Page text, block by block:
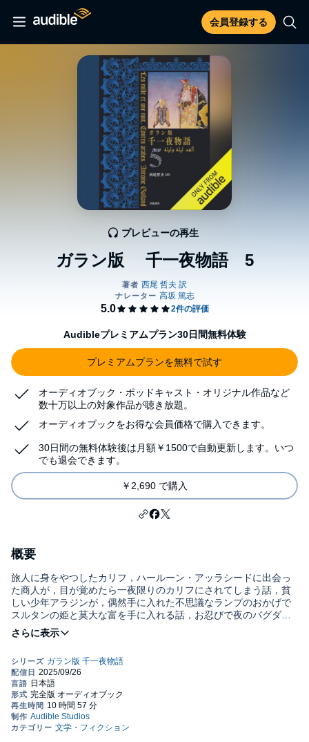
会員登録する
ガラン版 千一夜物語 5
プレビューの再生
Audibleプレミアムプラン30日間無料体験
プレミアムプランを無料で試す
オーディオブック・ポッドキャスト・オリジナル作品など
数十万以上の対象作品が聴き放題。
オーディオブックをお得な会員価格で購入できます。
30日間の無料体験後は月額￥1500で自動更新します。いつ
でも退会できます。
￥2,690 で購入
概要
旅人に身をやつしたカリフ，ハールーン・アッラシードに出会っ
た商人が，目が覚めたら一夜限りのカリフにされてしまう話，貧
しい少年アラジンが，偶然手に入れた不思議なランプのおかげで
スルタンの姫と莫大な富を手に入れる話，お忍びで夜のバグダー
ドの街を歩くカリフが出会った人びとが語った奇想天外な話など
が語られる．©Tetsuo Nishio 2020 (P)2024 Audible, Inc.